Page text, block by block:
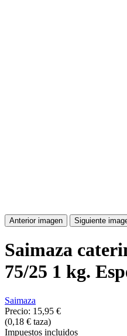
Anterior imagen Siguiente
Saimaza
75/25 1 kg.
Saimaza
Precio: 15,95 €
(0,18 € taza)
Impuestos incluidos